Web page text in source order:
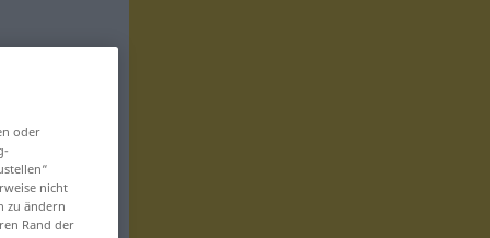
oder
nicht
zu ändern
Rand der